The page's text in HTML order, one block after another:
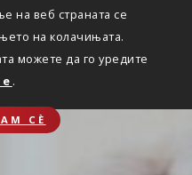
на веб страната се
на колачињата.
можете да го уредите
.
СЀ